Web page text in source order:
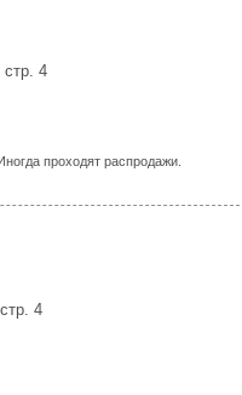
4
проходят распродажи.
4